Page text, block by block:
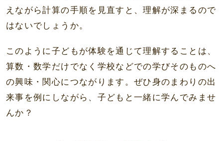
えながら計算の手順を見直すと、理解が深まるので
はないでしょうか。
このように子どもが体験を通じて理解することは、
算数・数学だけでなく学校などでの学びそのものへ
の興味・関心につながります。ぜひ身のまわりの出
来事を例にしながら、子どもと一緒に学んでみませ
んか？